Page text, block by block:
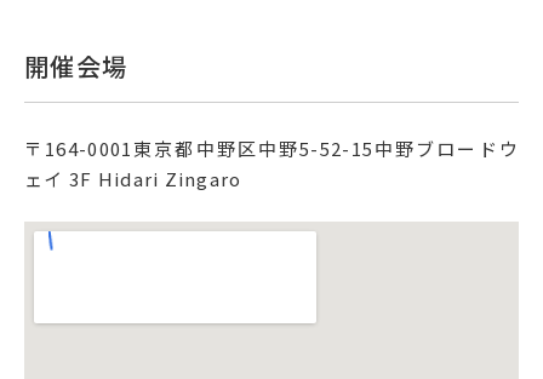
開催会場
〒 164-0001東京都中野区中野5-52-15中野ブロードウ
ェイ 3F Hidari Zingaro